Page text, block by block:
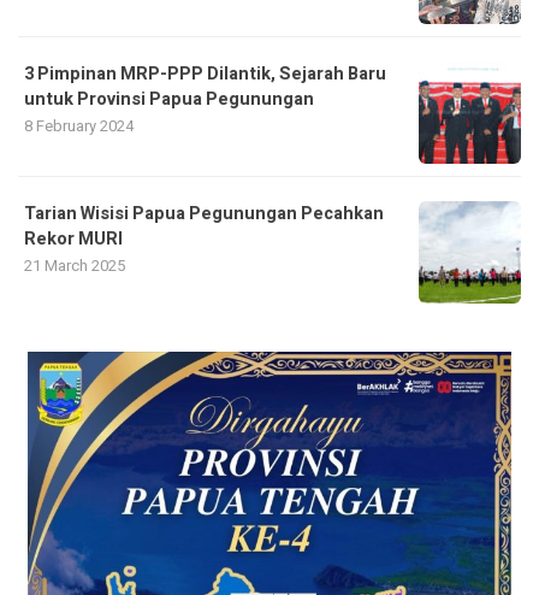
3 Pimpinan MRP-PPP Dilantik, Sejarah Baru
untuk Provinsi Papua Pegunungan
8 February 2024
Tarian Wisisi Papua Pegunungan Pecahkan
Rekor MURI
21 March 2025